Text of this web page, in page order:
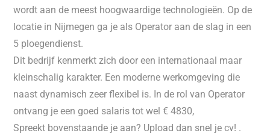
wordt aan de meest hoogwaardige technologieën. Op de
locatie in Nijmegen ga je als Operator aan de slag in een
5 ploegendienst.
Dit bedrijf kenmerkt zich door een internationaal maar
kleinschalig karakter. Een moderne werkomgeving die
naast dynamisch zeer flexibel is. In de rol van Operator
ontvang je een goed salaris tot wel € 4830,
Spreekt bovenstaande je aan? Upload dan snel je cv! .